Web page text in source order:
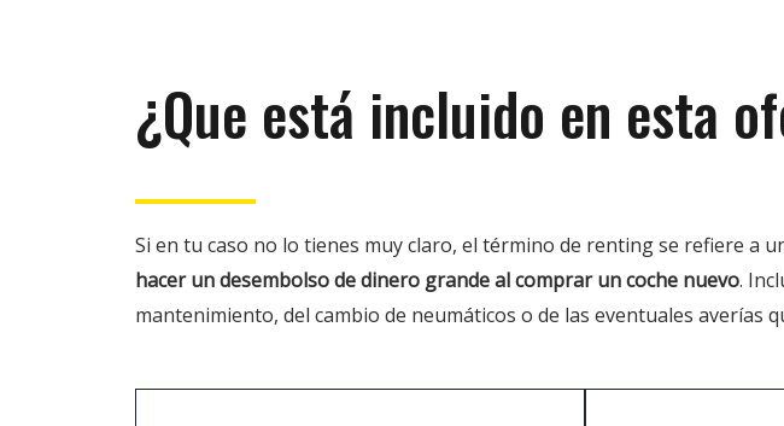
¿Que está incluido en esta
Si en tu caso no lo tienes muy claro, el término de renting se refiere a
hacer un desembolso de dinero grande al comprar un coche nuevo.
mantenimiento, del cambio de neumáticos o de las eventuales averías